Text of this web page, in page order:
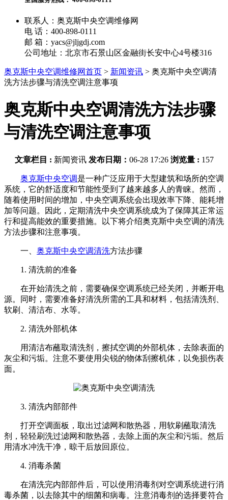
联系人：奥克斯中央空调维修网
电 话：400-898-0111
邮 箱：yacs@jljgdj.com
公司地址：北京市石景山区金融街长安中心4号楼316
奥克斯中央空调维修网首页 > 新闻资讯 > 奥克斯中央空调清
洗方法步骤与清洗空调注意事项
奥克斯中央空调清洗方法步骤
与清洗空调注意事项
文章栏目 : 新闻资讯 发布日期： 06-28 17:26 浏览量 : 157
奥克斯中央空调是一种广泛应用于大型建筑和场所的空调
系统，它的舒适度和节能性受到了越来越多人的青睐。然而，
随着使用时间的增加，中央空调系统会出现效率下降、能耗增
加等问题。因此，定期清洗中央空调系统成为了保障其正常运
行和提高能效的重要措施。以下将介绍奥克斯中央空调的清洗
方法步骤和注意事项。
一、 奥克斯中央空调清洗方法步骤
1. 清洗前的准备
在开始清洗之前，需要确保空调系统已经关闭，并断开电
源。同时，需要准备好清洗所需的工具和材料，包括清洗剂、
软刷、清洁布、水等。
2. 清洗外部机体
用清洁布蘸取清洗剂，擦拭空调的外部机体，去除表面的
灰尘和污垢。注意不要使用尖锐的物体刮擦机体，以免损伤表
面。
3. 清洗内部部件
打开空调面板，取出过滤网和散热器，用软刷蘸取清洗
剂，轻轻刷洗过滤网和散热器，去除上面的灰尘和污垢。然后
用清水冲洗干净，晾干后放回原位。
4. 消毒杀菌
在清洗完内部部件后，可以使用消毒剂对空调系统进行消
毒杀菌，以去除其中的细菌和病毒。注意消毒剂的选择要符合